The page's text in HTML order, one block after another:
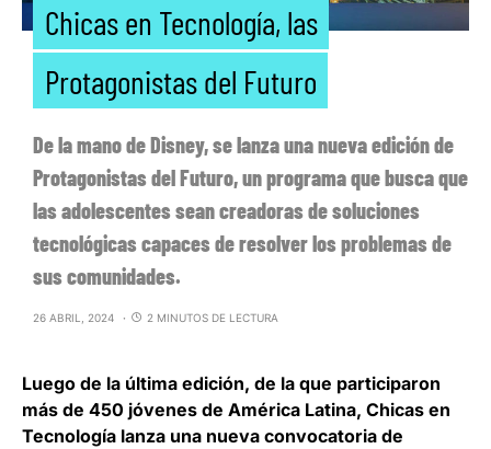
Chicas en Tecnología, las
Protagonistas del Futuro
De la mano de Disney, se lanza una nueva edición de
Protagonistas del Futuro, un programa que busca que
las adolescentes sean creadoras de soluciones
tecnológicas capaces de resolver los problemas de
sus comunidades.
26 ABRIL, 2024 2 MINUTOS DE LECTURA
Luego de la última edición, de la que participaron
más de 450 jóvenes de América Latina, Chicas en
Tecnología lanza una nueva convocatoria de